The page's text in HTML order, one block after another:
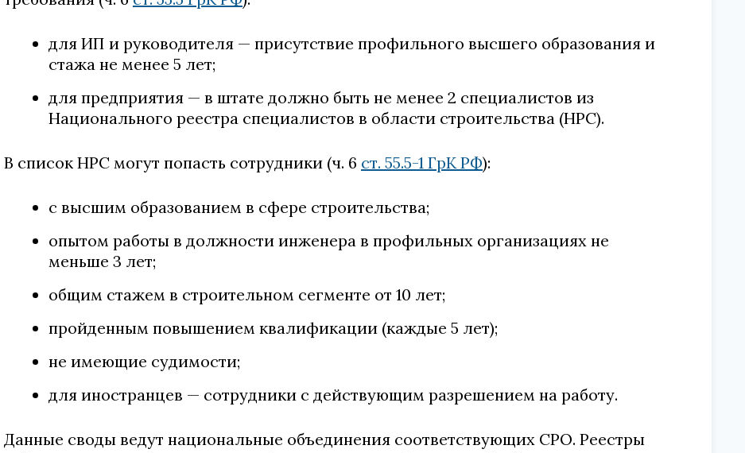
для ИП и руководителя — присутствие профильного высшего образования и
стажа не менее 5 лет;
для предприятия — в штате должно быть не менее 2 специалистов из
Национального реестра специалистов в области строительства (НРС).
В список НРС могут попасть сотрудники (ч. 6 ст. 55.5-1 ГрК РФ):
с высшим образованием в сфере строительства;
опытом работы в должности инженера в профильных организациях не
меньше 3 лет;
общим стажем в строительном сегменте от 10 лет;
пройденным повышением квалификации (каждые 5 лет);
не имеющие судимости;
для иностранцев — сотрудники с действующим разрешением на работу.
Данные своды ведут национальные объединения соответствующих СРО. Реестры